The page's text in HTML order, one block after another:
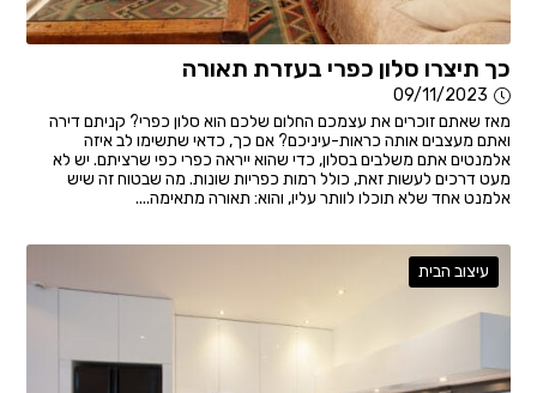
כך תיצרו סלון כפרי בעזרת תאורה
09/11/2023
מאז שאתם זוכרים את עצמכם החלום שלכם הוא סלון כפרי? קניתם דירה
ואתם מעצבים אותה כראות-עיניכם? אם כך, כדאי שתשימו לב איזה
אלמנטים אתם משלבים בסלון, כדי שהוא ייראה כפרי כפי שרציתם. יש לא
מעט דרכים לעשות זאת, כולל רמות כפריות שונות. מה שבטוח זה שיש
אלמנט אחד שלא תוכלו לוותר עליו, והוא: תאורה מתאימה....
עיצוב הבית